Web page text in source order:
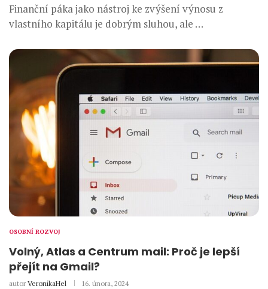
Finanční páka jako nástroj ke zvýšení výnosu z
vlastního kapitálu je dobrým sluhou, ale …
OSOBNÍ ROZVOJ
Volný, Atlas a Centrum mail: Proč je lepší
přejít na Gmail?
autor VeronikaHel 16. února, 2024